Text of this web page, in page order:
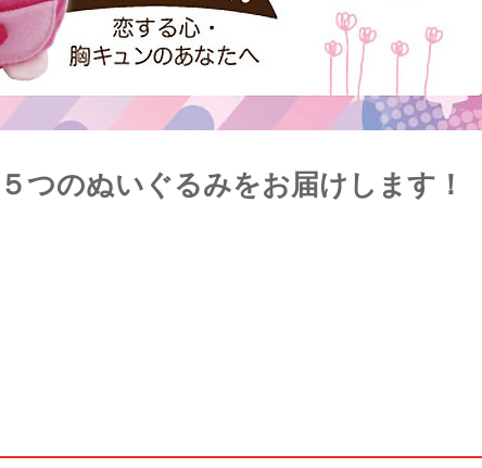
つのぬいぐるみをお届けします！